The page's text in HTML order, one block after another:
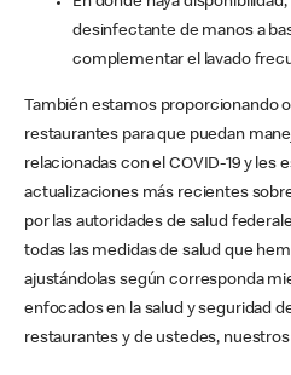
desinfectante de manos a
complementar el lavado
También estamos proporcionando
restaurantes para que puedan
relacionadas con el COVID-19 y les
actualizaciones más recientes
por las autoridades de salud
todas las medidas de salud que
ajustándolas según corresponda
enfocados en la salud y seguridad
restaurantes y de ustedes,